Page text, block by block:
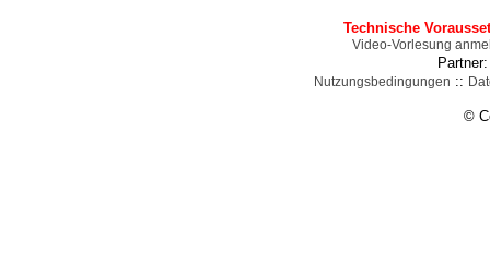
Technische
Video-Vorlesung
Nutzungsbedingungen ::
©